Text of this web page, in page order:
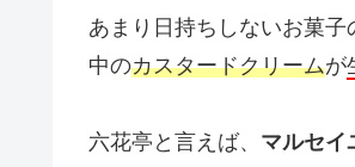
あまり日持ちしないお菓
中のカスタードクリームが
六花亭と言えば、 マルセイ